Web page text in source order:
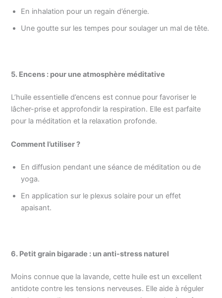
En inhalation pour un regain d’énergie.
Une goutte sur les tempes pour soulager un mal de tête.
5. Encens : pour une atmosphère méditative
L’huile essentielle d’encens est connue pour favoriser le
lâcher-prise et approfondir la respiration. Elle est parfaite
pour la méditation et la relaxation profonde.
Comment l’utiliser ?
En diffusion pendant une séance de méditation ou de
yoga.
En application sur le plexus solaire pour un effet
apaisant.
6. Petit grain bigarade : un anti-stress naturel
Moins connue que la lavande, cette huile est un excellent
antidote contre les tensions nerveuses. Elle aide à réguler